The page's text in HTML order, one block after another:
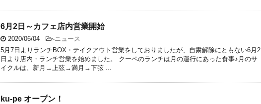
6月2日～カフェ店内営業開始
2020/06/04 -ニュース
5月7日よりランチBOX・テイクアウト営業をしておりましたが、自粛解除にともない6月2
日より店内・ランチ営業を始めました。 クーペのランチは月の運行にあった食事♪月のサ
イクルは、新月→上弦→満月→下弦 ...
ku-pe オープン！